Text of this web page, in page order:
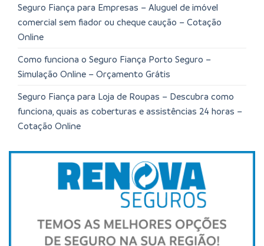
Seguro Fiança para Empresas – Aluguel de imóvel
comercial sem fiador ou cheque caução – Cotação
Online
Como funciona o Seguro Fiança Porto Seguro –
Simulação Online – Orçamento Grátis
Seguro Fiança para Loja de Roupas – Descubra como
funciona, quais as coberturas e assistências 24 horas –
Cotação Online